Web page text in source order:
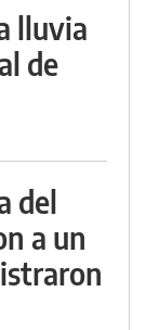
lluvia
de
del
a un